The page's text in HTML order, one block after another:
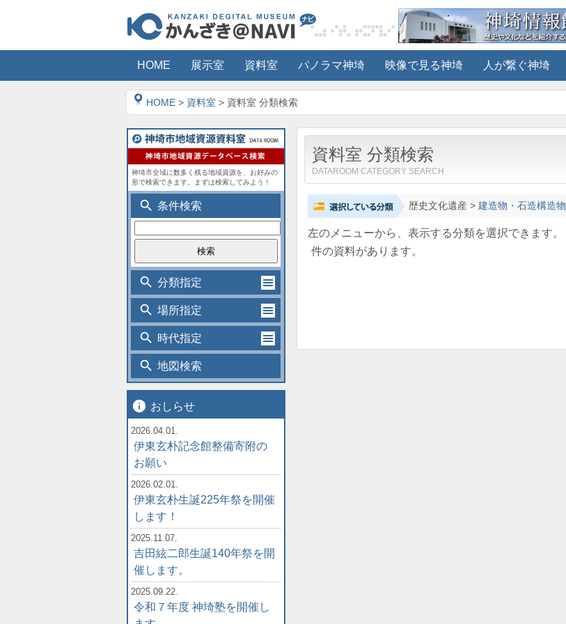
HOME 展示室 資料室 パノラマ神埼 映像で見る神埼 人が繋ぐ神埼
HOME > 資料室 > 資料室 分類検索
資料室 分類検索
DATAROOM CATEGORY SEARCH
歴史文化遺産> 建造物・石造構造物
左のメニューから、表示する分類を選択できます。
件の資料があります。
神埼市全域に数多く残る地域資源を、お好みの
形で検索できます。まずは検索してみよう！
search 条件検索
search 分類指定
search 場所指定
search 時代指定
search 地図検索
info おしらせ
2026.04.01.
伊東玄朴記念館整備寄附の
お願い
2026.02.01.
伊東玄朴生誕225年祭を開催
します！
2025.11.07.
吉田絃二郎生誕140年祭を開
催します。
2025.09.22.
令和７年度 神埼塾を開催し